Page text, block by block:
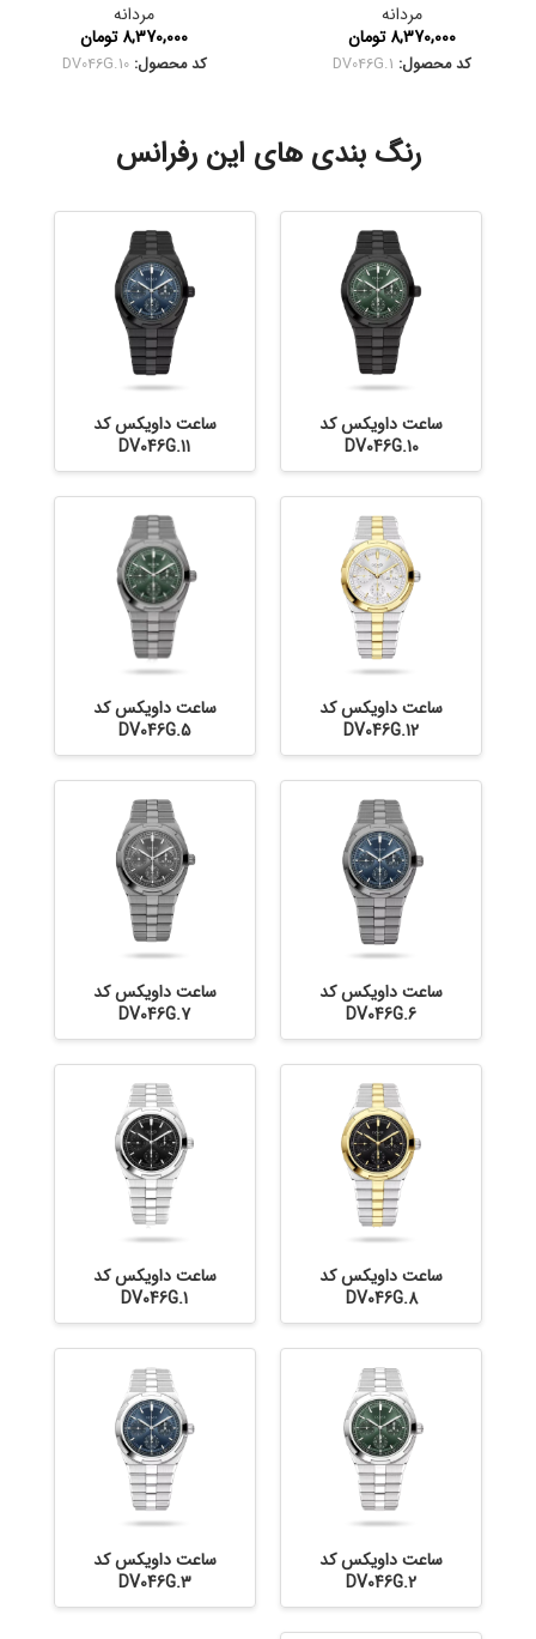
مردانه
8,370,000 تومان
کد محصول: DV046G.1
مردانه
8,370,000 تومان
کد محصول:DV046G.10
رنگ بندی های این رفرانس
ساعت داویکس کد
DV046G.10
ساعت داویکس کد
DV046G.11
ساعت داویکس کد
DV046G.12
ساعت داویکس کد
DV046G.5
ساعت داویکس کد
DV046G.6
ساعت داویکس کد
DV046G.7
ساعت داویکس کد
DV046G.8
ساعت داویکس کد
DV046G.1
ساعت داویکس کد
DV046G.2
ساعت داویکس کد
DV046G.3